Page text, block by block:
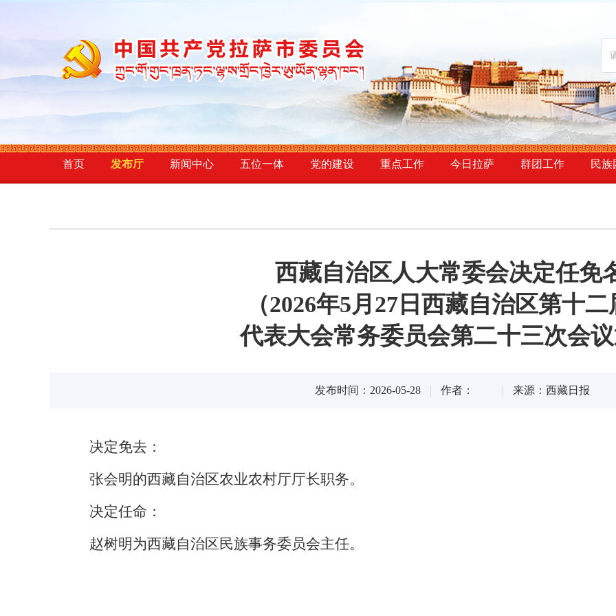
首页 发布厅 新闻中心 五位一体 党的建设 重点工作 今日拉萨 群团工作 民族
西藏自治区人大常委会决定任免
（2026年5月27日西藏自治区第十
代表大会常务委员会第二十三次会
发布时间：2026-05-28 作者： 来源：西藏日报
决定免去：
张会明的西藏自治区农业农村厅厅长职务。
决定任命：
赵树明为西藏自治区民族事务委员会主任。